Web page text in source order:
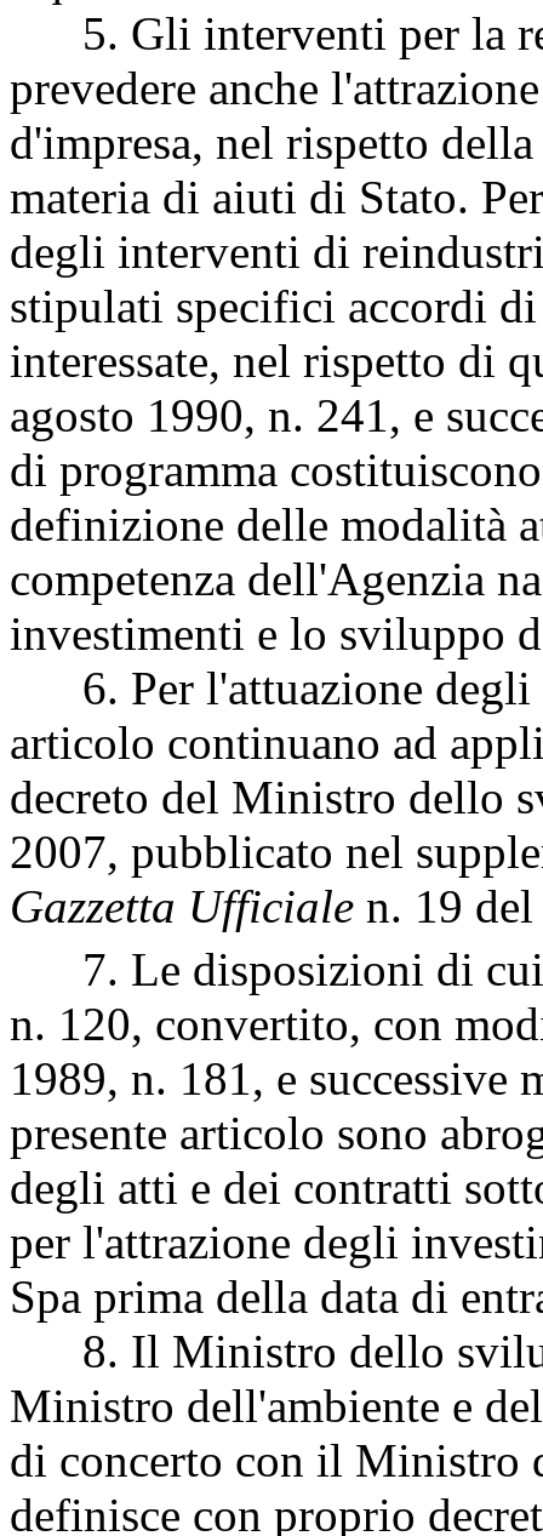
5. Gli interventi per la
prevedere anche
d'impresa, nel rispetto
materia di aiuti di Stato.
degli interventi di
stipulati specifici accordi
interessate, nel rispetto di
agosto 1990, n. 241, e
di programma
definizione delle modalità
competenza dell'Agenzia
investimenti e lo sviluppo
6. Per l'attuazione degli
articolo continuano ad
decreto del Ministro dello
2007, pubblicato nel
Gazzetta Ufficiale n. 19
7. Le disposizioni di cui
n. 120, convertito, con
1989, n. 181, e
presente articolo sono
degli atti e dei contratti
per l'attrazione degli
Spa prima della data di
8. Il Ministro dello
Ministro dell'ambiente e
di concerto con il Ministro
definisce con proprio